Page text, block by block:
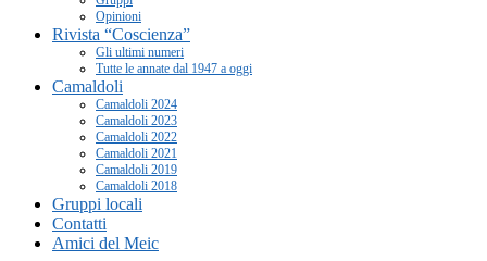
Opinioni
Rivista “Coscienza”
Gli ultimi numeri
Tutte le annate dal 1947 a oggi
Camaldoli
Camaldoli 2024
Camaldoli 2023
Camaldoli 2022
Camaldoli 2021
Camaldoli 2019
Camaldoli 2018
Gruppi locali
Contatti
Amici del Meic